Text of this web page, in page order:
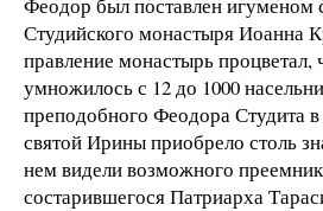
Студийского монастыря Иоанна
правление монастырь процветал,
умножилось с 12 до 1000
преподобного Феодора Студита
святой Ирины приобрело столь
нем видели возможного
состарившегося Патриарха